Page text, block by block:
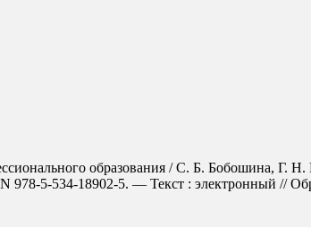
образования / С. Б. Бобошина, Г.
5-534-18902-5. — Текст : электронный //